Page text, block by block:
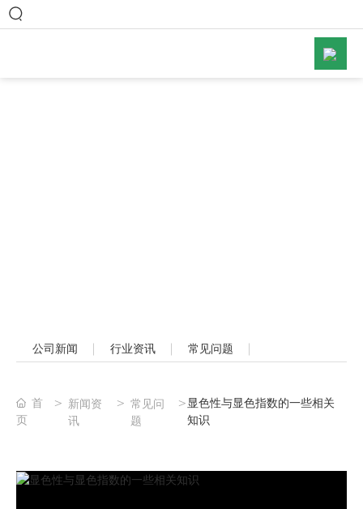
公司新闻 行业资讯 常见问题
首
页
新闻资
讯
常见问
题
显色性与显色指数的一些相关
知识